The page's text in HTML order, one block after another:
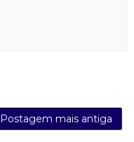
Postagem mais antiga